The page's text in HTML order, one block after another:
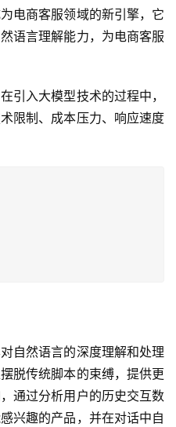
电商客服领域的新引擎，它
语言理解能力，为电商客服
引入大模型技术的过程中，
限制、成本压力、响应速度
自然语言的深度理解和处理
脱传统脚本的束缚，提供更
通过分析用户的历史交互数
兴趣的产品，并在对话中自